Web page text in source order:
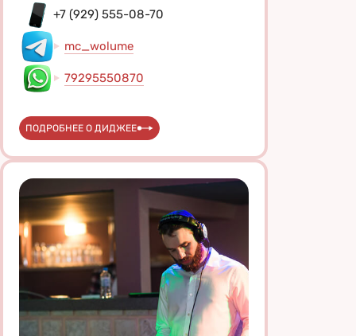
+7 (929) 555-08-70
mc_wolume
79295550870
ПОДРОБНЕЕ О ДИДЖЕЕ